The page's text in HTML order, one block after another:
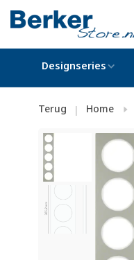
Designseries
Terug | Home